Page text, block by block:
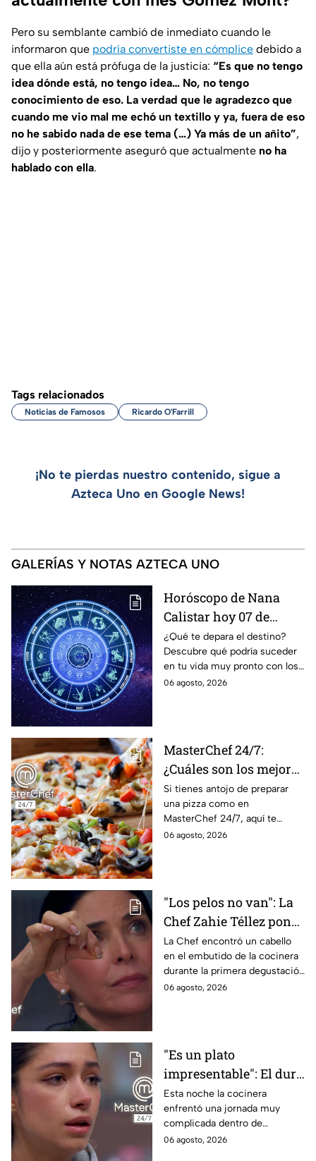
Pero su semblante cambió de inmediato cuando le
informaron que podría convertiste en cómplice debido a
que ella aún está prófuga de la justicia: “Es que no tengo
idea dónde está, no tengo idea… No, no tengo
conocimiento de eso. La verdad que le agradezco que
cuando me vio mal me echó un textillo y ya, fuera de eso
no he sabido nada de ese tema (…) Ya más de un añito”,
dijo y posteriormente aseguró que actualmente no ha
hablado con ella.
Tags relacionados
Noticias de Famosos Ricardo O'Farrill
¡No te pierdas nuestro contenido, sigue a
Azteca Uno en Google News!
GALERÍAS Y NOTAS AZTECA UNO
Horóscopo de Nana
Calistar hoy 07 de
agosto; estos signos
podrían dejar de estar
solteros más pronto de
lo que imaginan y
¿Qué te depara el destino?
Descubre qué podría suceder
en tu vida muy pronto con los
horóscopos de Nana Calistar;
06 agosto, 2026
MasterChef 24/7:
¿Cuáles son los mejores
quesos para preparar
pizza en casa?
Si tienes antojo de preparar
una pizza como en
MasterChef 24/7, aquí te
contamos todo lo que debes
06 agosto, 2026
"Los pelos no van": La
Chef Zahie Téllez pone
en evidencia a Carmen
en la gala de mandiles
negros de MasterChef
24/7
La Chef encontró un cabello
en el embutido de la cocinera
durante la primera degustación
de la noche
06 agosto, 2026
"Es un plato
impresentable": El duro
regaño que hizo llorar a
Michelle dentro de
MasterChef 24/7
Esta noche la cocinera
enfrentó una jornada muy
complicada dentro de
MasterChef 24/7.
06 agosto, 2026